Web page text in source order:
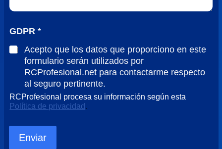
GDPR*
Acepto que los datos que proporciono en este
formulario serán utilizados por
RCProfesional.net para contactarme respecto
al seguro pertinente.
RCProfesional procesa su información según esta
Política de privacidad .
Enviar